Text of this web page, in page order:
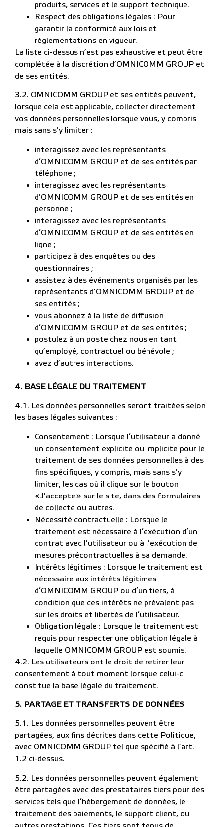
produits, services et le support technique.
Respect des obligations légales : Pour
garantir la conformité aux lois et
réglementations en vigueur.
La liste ci-dessus n’est pas exhaustive et peut être
complétée à la discrétion d’OMNICOMM GROUP et
de ses entités.
3.2. OMNICOMM GROUP et ses entités peuvent,
lorsque cela est applicable, collecter directement
vos données personnelles lorsque vous, y compris
mais sans s’y limiter :
interagissez avec les représentants
d’OMNICOMM GROUP et de ses entités par
téléphone ;
interagissez avec les représentants
d’OMNICOMM GROUP et de ses entités en
personne ;
interagissez avec les représentants
d’OMNICOMM GROUP et de ses entités en
ligne ;
participez à des enquêtes ou des
questionnaires ;
assistez à des événements organisés par les
représentants d’OMNICOMM GROUP et de
ses entités ;
vous abonnez à la liste de diffusion
d’OMNICOMM GROUP et de ses entités ;
postulez à un poste chez nous en tant
qu’employé, contractuel ou bénévole ;
avez d’autres interactions.
4. BASE LÉGALE DU TRAITEMENT
4.1. Les données personnelles seront traitées selon
les bases légales suivantes :
Consentement : Lorsque l’utilisateur a donné
un consentement explicite ou implicite pour le
traitement de ses données personnelles à des
fins spécifiques, y compris, mais sans s’y
limiter, les cas où il clique sur le bouton
« J’accepte » sur le site, dans des formulaires
de collecte ou autres.
Nécessité contractuelle : Lorsque le
traitement est nécessaire à l’exécution d’un
contrat avec l’utilisateur ou à l’exécution de
mesures précontractuelles à sa demande.
Intérêts légitimes : Lorsque le traitement est
nécessaire aux intérêts légitimes
d’OMNICOMM GROUP ou d’un tiers, à
condition que ces intérêts ne prévalent pas
sur les droits et libertés de l’utilisateur.
Obligation légale : Lorsque le traitement est
requis pour respecter une obligation légale à
laquelle OMNICOMM GROUP est soumis.
4.2. Les utilisateurs ont le droit de retirer leur
consentement à tout moment lorsque celui-ci
constitue la base légale du traitement.
5. PARTAGE ET TRANSFERTS DE DONNÉES
5.1. Les données personnelles peuvent être
partagées, aux fins décrites dans cette Politique,
avec OMNICOMM GROUP tel que spécifié à l’art.
1.2 ci-dessus.
5.2. Les données personnelles peuvent également
être partagées avec des prestataires tiers pour des
services tels que l’hébergement de données, le
traitement des paiements, le support client, ou
autres prestations. Ces tiers sont tenus de